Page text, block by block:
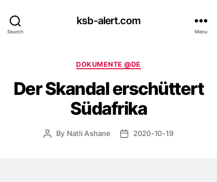
Search
ksb-alert.com
Menu
Categories
DOKUMENTE @DE
Der Skandal erschüttert
Südafrika
Post
By Natli Ashane
Post2020-10-19